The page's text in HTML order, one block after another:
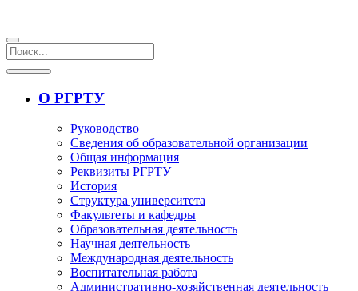
О РГРТУ
Руководство
Сведения об образовательной организации
Общая информация
Реквизиты РГРТУ
История
Структура университета
Факультеты и кафедры
Образовательная деятельность
Научная деятельность
Международная деятельность
Воспитательная работа
Административно-хозяйственная деятельность